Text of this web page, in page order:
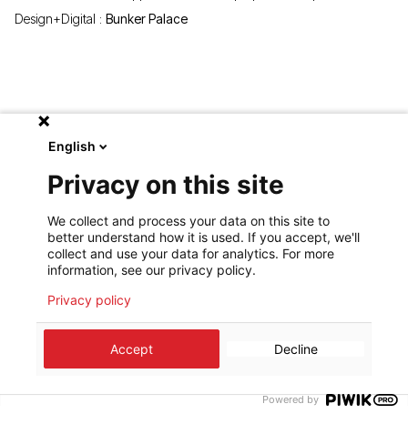
Design+Digital : Bunker Palace
English
Privacy on this site
We collect and process your data on this site to
better understand how it is used. If you accept, we'll
collect and use your data for analytics. For more
information, see our privacy policy.
Privacy policy
Accept Decline
Powered by